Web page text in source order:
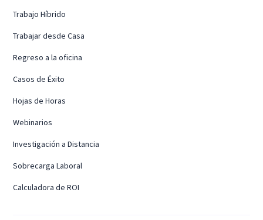
Trabajo Híbrido
Trabajar desde Casa
Regreso a la oficina
Casos de Éxito
Hojas de Horas
Webinarios
Investigación a Distancia
Sobrecarga Laboral
Calculadora de ROI